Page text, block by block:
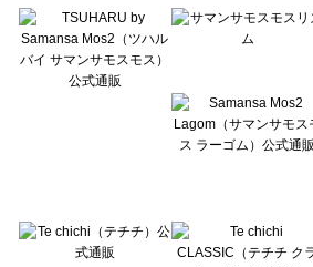
Lugnoncure（ルノンキュール）のワンピース一覧
BETTY'S BLUE（べティーズブルー）のワンピース一覧
Wpc.（ワールドパーティー）のワンピース一覧